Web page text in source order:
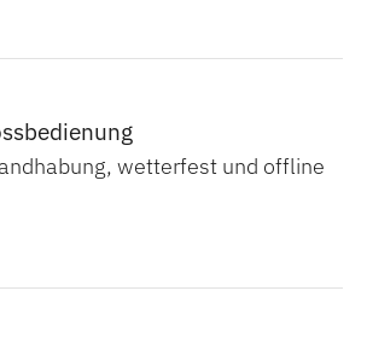
wetterfest und offline